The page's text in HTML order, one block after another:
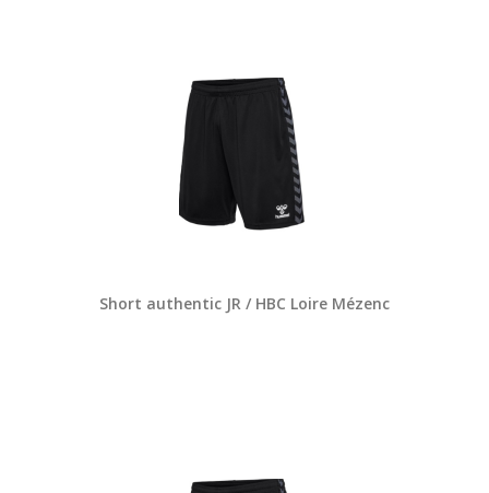
Short authentic JR / HBC Loire Mézenc